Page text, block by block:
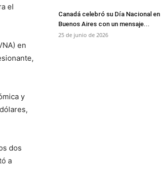
el
en
y
dos
a
Canadá celebró su Día Nacional en
Buenos Aires con un mensaje...
25 de junio de 2026